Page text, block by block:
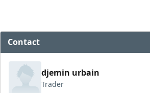
Contact
djemin urbain
Trader